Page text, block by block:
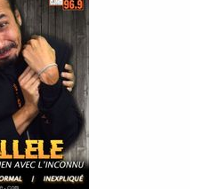
@zoneparallele